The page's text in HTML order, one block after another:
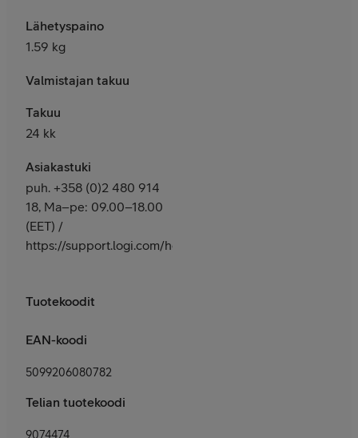
Lähetyspaino
1.59 kg
Valmistajan takuu
Takuu
24 kk
Asiakastuki
puh. +358 (0)2 480 914
18, Ma–pe: 09.00–18.00
(EET) /
https://support.logi.com/hc/fi/
Tuotekoodit
EAN-koodi
5099206080782
Telian tuotekoodi
9074474